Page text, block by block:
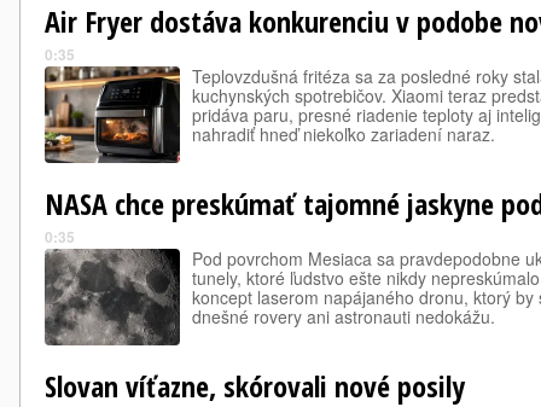
Air Fryer dostáva konkurenciu v podobe
0:35
Teplovzdušná fritéza sa za posledné roky
kuchynských spotrebičov. Xiaomi teraz
pridáva paru, presné riadenie teploty aj
nahradiť hneď niekoľko zariadení naraz.
NASA chce preskúmať tajomné jaskyne
0:35
Pod povrchom Mesiaca sa pravdepodobne
tunely, ktoré ľudstvo ešte nikdy
koncept laserom napájaného dronu, ktorý
dnešné rovery ani astronauti nedokážu.
Slovan víťazne, skórovali nové posily